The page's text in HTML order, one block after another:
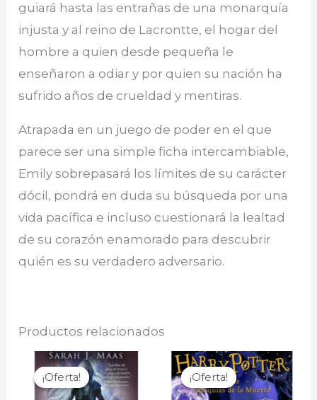
guiará hasta las entrañas de una monarquía
injusta y al reino de Lacrontte, el hogar del
hombre a quien desde pequeña le
enseñaron a odiar y por quien su nación ha
sufrido años de crueldad y mentiras.
Atrapada en un juego de poder en el que
parece ser una simple ficha intercambiable,
Emily sobrepasará los límites de su carácter
dócil, pondrá en duda su búsqueda por una
vida pacífica e incluso cuestionará la lealtad
de su corazón enamorado para descubrir
quién es su verdadero adversario.
Productos relacionados
¡Oferta!
¡Oferta! ¡Oferta!
¡Oferta!